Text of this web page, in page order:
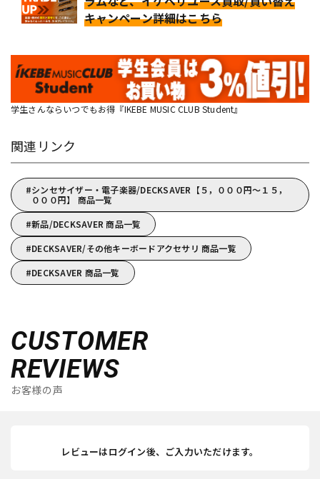
キャンペーン詳細はこちら
学生さんならいつでもお得『IKEBE MUSIC CLUB Student』
関連リンク
シンセサイザー・電子楽器/DECKSAVER【５，０００円～１５，
０００円】 商品一覧
新品/DECKSAVER 商品一覧
DECKSAVER/その他キーボードアクセサリ 商品一覧
DECKSAVER 商品一覧
CUSTOMER
REVIEWS
お客様の声
レビューはログイン後、ご入力いただけます。